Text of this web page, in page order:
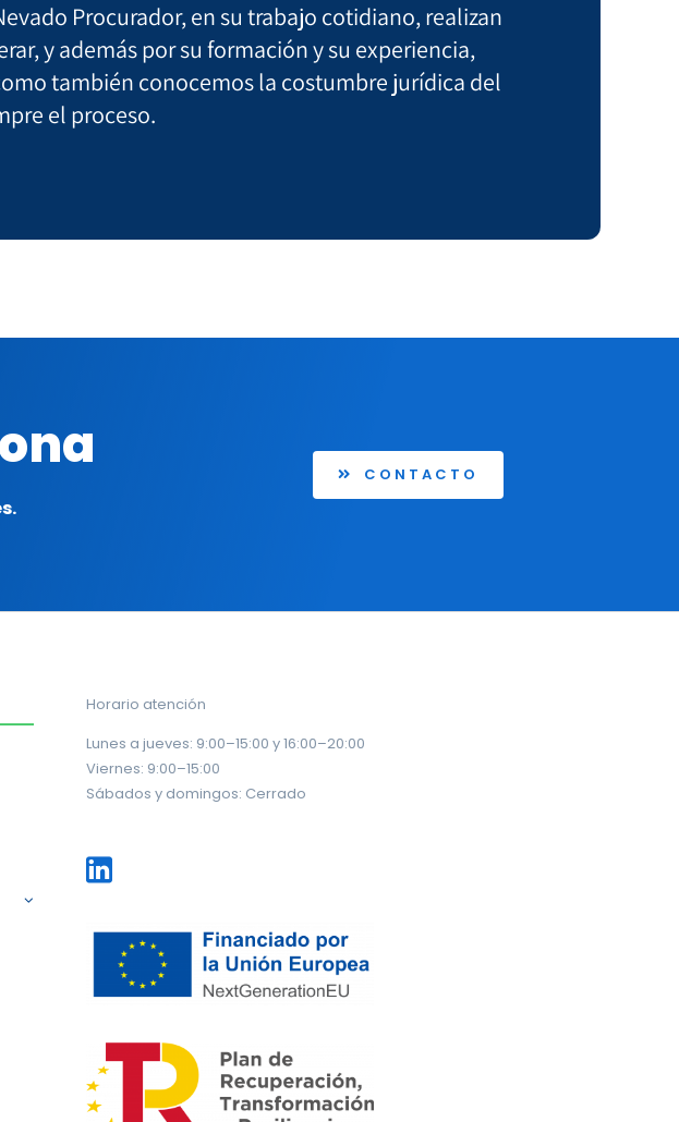
Procurador, en su trabajo cotidiano, realizan
y además por su formación y su experiencia,
también conocemos la costumbre jurídica del
el proceso.
CONTACTO
Horario atención
Lunes a jueves: 9:00–15:00 y 16:00–20:00
Viernes: 9:00–15:00
Sábados y domingos: Cerrado